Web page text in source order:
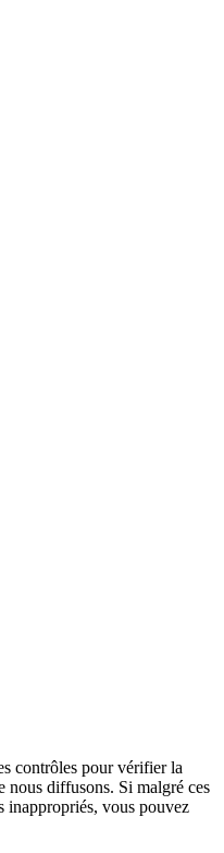
contrôles pour vérifier la
nous diffusons. Si malgré ces
inappropriés, vous pouvez